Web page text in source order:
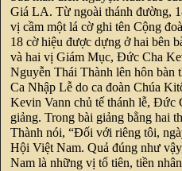
Giá LA. Từ ngoài thánh đường,
vị cầm một lá cờ ghi tên Cộng
18 cờ hiệu được dựng ở hai bên
và hai vị Giám Mục, Đức Cha
Nguyễn Thái Thành lên hôn bàn
Ca Nhập Lễ do ca đoàn Chúa
Kevin Vann chủ tế thánh lễ, Đức
giảng. Trong bài giảng bằng hai
Thành nói, “Đối với riêng tôi,
Hội Việt Nam. Quả đúng như
Nam là những vị tổ tiên, tiền